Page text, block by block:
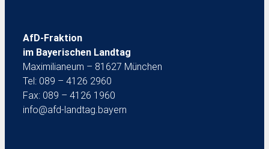
AfD-Fraktion
im Bayerischen Landtag
Maximilianeum – 81627 München
Tel: 089 – 4126 2960
Fax: 089 – 4126 1960
info@afd-landtag.bayern